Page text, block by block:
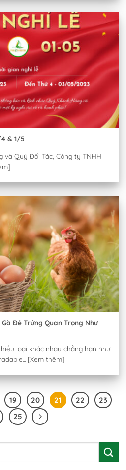
4 & 1/5
và Quý Đối Tác, Công ty TNHH
Đẻ Trứng Quan Trọng Như
loại khác nhau chẳng hạn như
[Xem thêm]
19 20 21 22
23
25